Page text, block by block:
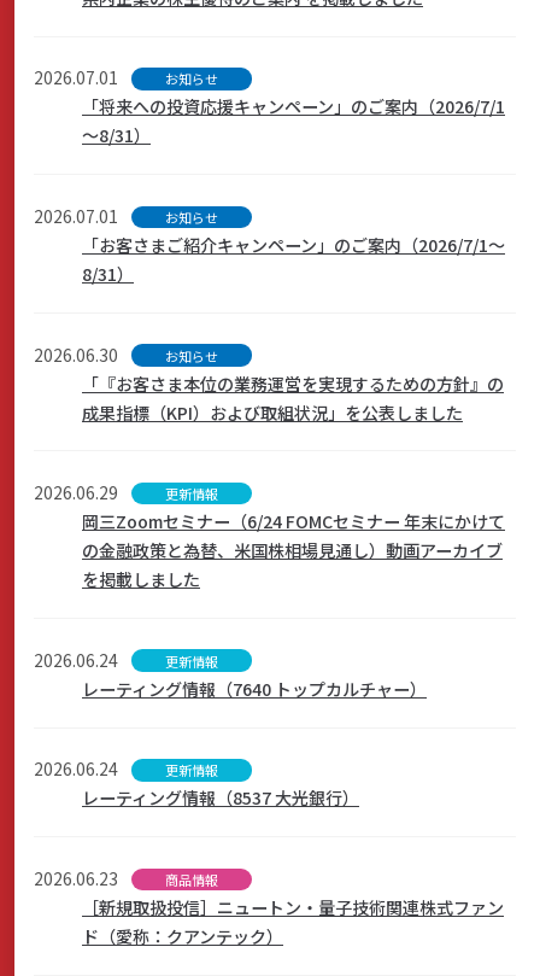
2026.07.01 お知らせ
「将来への投資応援キャンペーン」のご案内（2026/7/1
～8/31）
2026.07.01 お知らせ
「お客さまご紹介キャンペーン」のご案内（2026/7/1～
8/31）
2026.06.30 お知らせ
「『お客さま本位の業務運営を実現するための方針』の
成果指標（KPI）および取組状況」を公表しました
2026.06.29 更新情報
岡三Zoomセミナー（6/24 FOMCセミナー 年末にかけて
の金融政策と為替、米国株相場見通し）動画アーカイブ
を掲載しました
2026.06.24 更新情報
レーティング情報（7640 トップカルチャー）
2026.06.24 更新情報
レーティング情報（8537 大光銀行）
2026.06.23 商品情報
［新規取扱投信］ニュートン・量子技術関連株式ファン
ド（愛称：クアンテック）